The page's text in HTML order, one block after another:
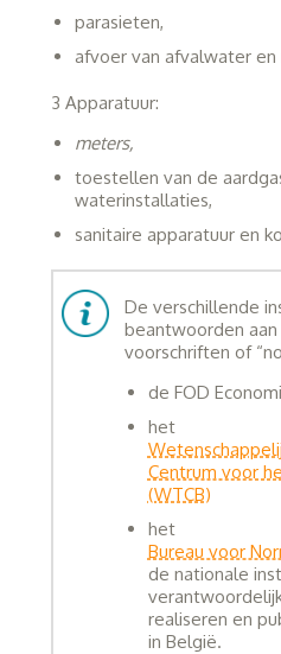
parasieten,
afvoer van afvalwater en
3 Apparatuur:
meters,
toestellen van de
waterinstallaties,
sanitaire apparatuur en
De verschillende
beantwoorden
voorschriften of
de FOD
het
Centrum voor
(WTCB)
het
Bureau voor
de nationale
realiseren en
in België.